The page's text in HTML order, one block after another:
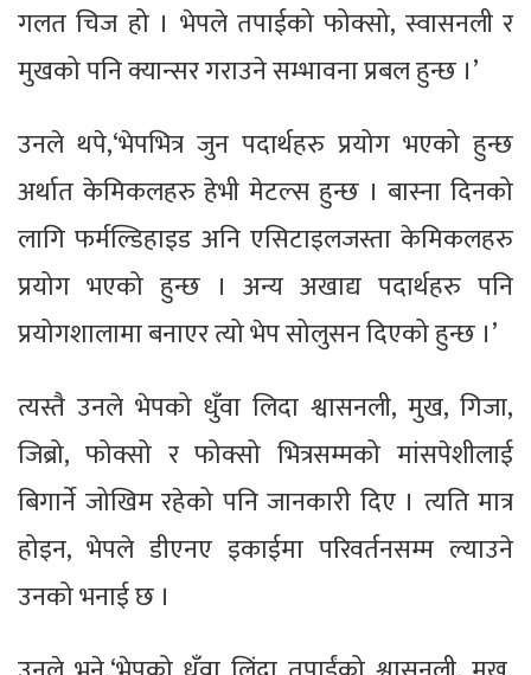
गलत चिज हो । भेपले तपाईको फोक्सो, स्वासनली र
मुखको पनि क्यान्सर गराउने सम्भावना प्रबल हुन्छ ।’
उनले थपे,‘भेपभित्र जुन पदार्थहरु प्रयोग भएको हुन्छ
अर्थात केमिकलहरु हेभी मेटल्स हुन्छ । बास्ना दिनको
लागि फर्मल्डिहाइड अनि एसिटाइलजस्ता केमिकलहरु
प्रयोग भएको हुन्छ । अन्य अखाद्य पदार्थहरु पनि
प्रयोगशालामा बनाएर त्यो भेप सोलुसन दिएको हुन्छ ।’
त्यस्तै उनले भेपको धुँवा लिदा श्वासनली, मुख, गिजा,
जिब्रो, फोक्सो र फोक्सो भित्रसम्मको मांसपेशीलाई
बिगार्ने जोखिम रहेको पनि जानकारी दिए । त्यति मात्र
होइन, भेपले डीएनए इकाईमा परिवर्तनसम्म ल्याउने
उनको भनाई छ ।